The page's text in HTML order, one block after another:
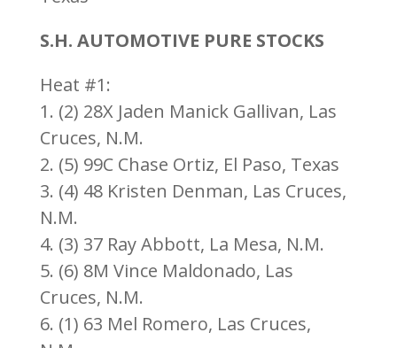
S.H. AUTOMOTIVE PURE STOCKS
Heat #1:
1. (2) 28X Jaden Manick Gallivan, Las
Cruces, N.M.
2. (5) 99C Chase Ortiz, El Paso, Texas
3. (4) 48 Kristen Denman, Las Cruces,
N.M.
4. (3) 37 Ray Abbott, La Mesa, N.M.
5. (6) 8M Vince Maldonado, Las
Cruces, N.M.
6. (1) 63 Mel Romero, Las Cruces,